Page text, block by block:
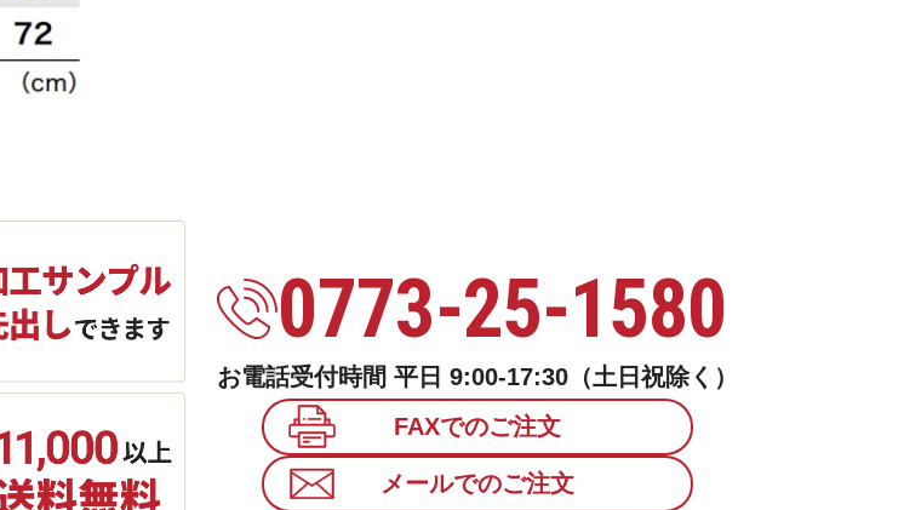
0773-25-1580
お電話受付時間 平日 9:00-17:30（土日祝除く）
FAXでのご注文
メールでのご注文